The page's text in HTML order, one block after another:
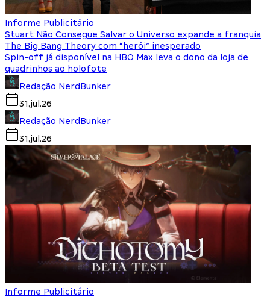
Informe Publicitário
Stuart Não Consegue Salvar o Universo expande a franquia
The Big Bang Theory com “herói” inesperado
Spin-off já disponível na HBO Max leva o dono da loja de
quadrinhos ao holofote
Redação NerdBunker
31.jul.26
Redação NerdBunker
31.jul.26
Informe Publicitário